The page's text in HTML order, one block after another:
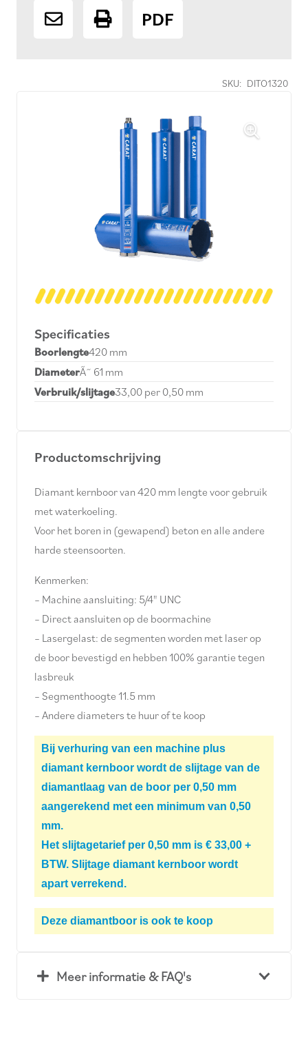
SKU: DITO1320
Specificaties
Boorlengte420 mm
DiameterÃ˜ 61 mm
Verbruik/slijtage33,00 per 0,50 mm
Productomschrijving
Diamant kernboor van 420 mm lengte voor gebruik
met waterkoeling.
Voor het boren in (gewapend) beton en alle andere
harde steensoorten.
Kenmerken:
– Machine aansluiting: 5/4" UNC
– Direct aansluiten op de boormachine
– Lasergelast: de segmenten worden met laser op
de boor bevestigd en hebben 100% garantie tegen
lasbreuk
– Segmenthoogte 11.5 mm
– Andere diameters te huur of te koop
Bij verhuring van een machine plus
diamant kernboor wordt de slijtage van de
diamantlaag van de boor per 0,50 mm
aangerekend met een minimum van 0,50
mm.
Het slijtagetarief per 0,50 mm is € 33,00 +
BTW. Slijtage diamant kernboor wordt
apart verrekend.
Deze diamantboor is ook te koop
Meer informatie & FAQ's
PDF